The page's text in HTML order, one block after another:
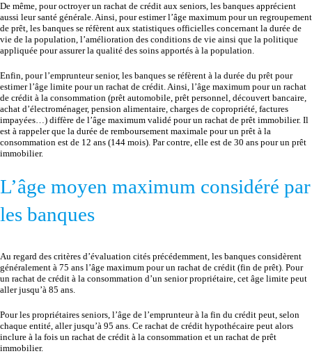
De même, pour octroyer un rachat de crédit aux seniors, les banques apprécient
aussi leur santé générale. Ainsi, pour estimer l’âge maximum pour un regroupement
de prêt, les banques se réfèrent aux statistiques officielles concernant la durée de
vie de la population, l’amélioration des conditions de vie ainsi que la politique
appliquée pour assurer la qualité des soins apportés à la population.
Enfin, pour l’emprunteur senior, les banques se réfèrent à la durée du prêt pour
estimer l’âge limite pour un rachat de crédit. Ainsi, l’âge maximum pour un rachat
de crédit à la consommation (prêt automobile, prêt personnel, découvert bancaire,
achat d’électroménager, pension alimentaire, charges de copropriété, factures
impayées…) diffère de l’âge maximum validé pour un rachat de prêt immobilier. Il
est à rappeler que la durée de remboursement maximale pour un prêt à la
consommation est de 12 ans (144 mois). Par contre, elle est de 30 ans pour un prêt
immobilier.
L’âge moyen maximum considéré par
les banques
Au regard des critères d’évaluation cités précédemment, les banques considèrent
généralement à 75 ans l’âge maximum pour un rachat de crédit (fin de prêt). Pour
un rachat de crédit à la consommation d’un senior propriétaire, cet âge limite peut
aller jusqu’à 85 ans.
Pour les propriétaires seniors, l’âge de l’emprunteur à la fin du crédit peut, selon
chaque entité, aller jusqu’à 95 ans. Ce rachat de crédit hypothécaire peut alors
inclure à la fois un rachat de crédit à la consommation et un rachat de prêt
immobilier.